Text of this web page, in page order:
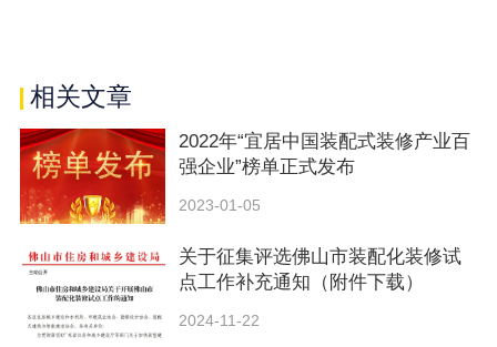
相关文章
2022年“宜居中国装配式装修产业百
强企业”榜单正式发布
2023-01-05
关于征集评选佛山市装配化装修试
点工作补充通知（附件下载）
2024-11-22